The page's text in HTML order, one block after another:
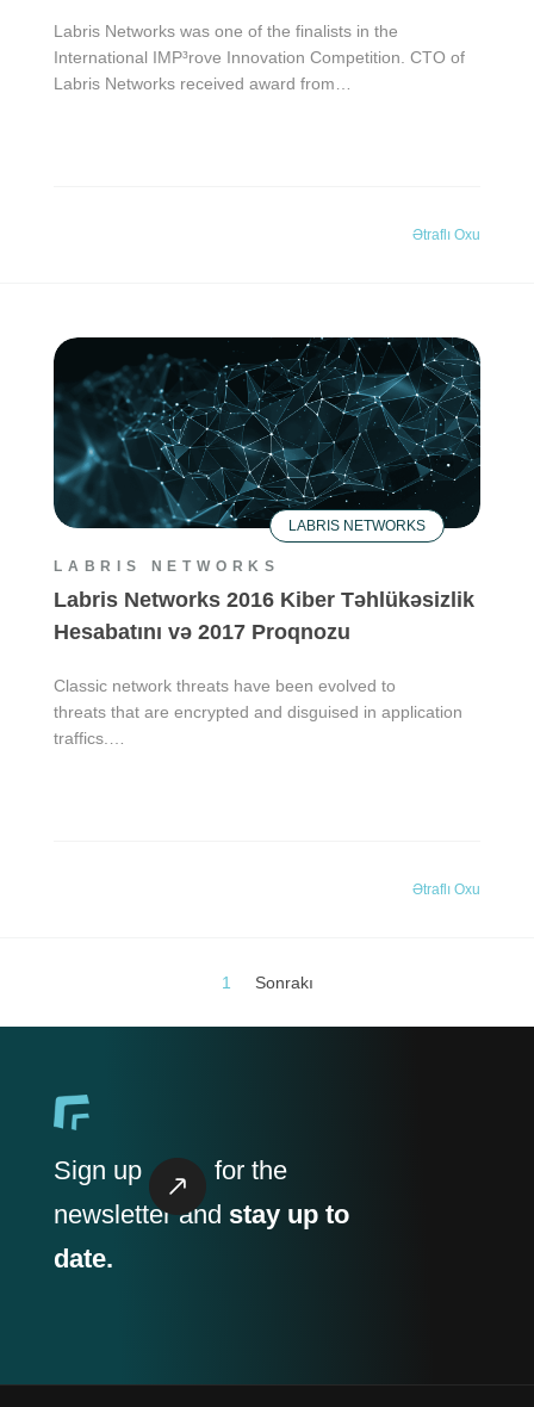
Labris Networks was one of the finalists in the
International IMP³rove Innovation Competition. CTO of
Labris Networks received award from…
Ətraflı Oxu
LABRIS NETWORKS
LABRIS NETWORKS
Labris Networks 2016 Kiber Təhlükəsizlik
Hesabatını və 2017 Proqnozu
Classic network threats have been evolved to
threats that are encrypted and disguised in application
traffics.…
Ətraflı Oxu
1 Sonrakı
Sign up
for the
newsletter and stay up to
date.